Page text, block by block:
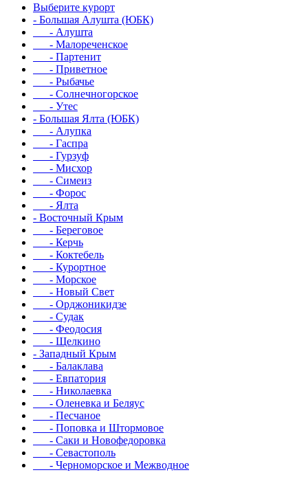
Выберите курорт
- Большая Алушта (ЮБК)
- Алушта
- Малореченское
- Партенит
- Приветное
- Рыбачье
- Солнечногорское
- Утес
- Большая Ялта (ЮБК)
- Алупка
- Гаспра
- Гурзуф
- Мисхор
- Симеиз
- Форос
- Ялта
- Восточный Крым
- Береговое
- Керчь
- Коктебель
- Курортное
- Морское
- Новый Свет
- Орджоникидзе
- Судак
- Феодосия
- Щелкино
- Западный Крым
- Балаклава
- Евпатория
- Николаевка
- Оленевка и Беляус
- Песчаное
- Поповка и Штормовое
- Саки и Новофедоровка
- Севастополь
- Черноморское и Межводное